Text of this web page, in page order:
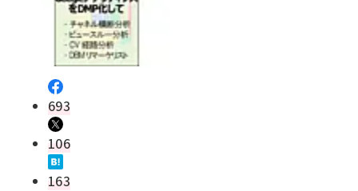
693
106
163